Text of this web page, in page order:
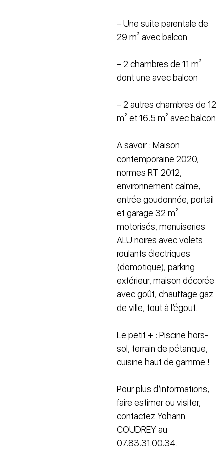
– Une suite parentale de
29 m² avec balcon
– 2 chambres de 11 m²
dont une avec balcon
– 2 autres chambres de 12
m² et 16.5 m² avec balcon
A savoir : Maison
contemporaine 2020,
normes RT 2012,
environnement calme,
entrée goudonnée, portail
et garage 32 m²
motorisés, menuiseries
ALU noires avec volets
roulants électriques
(domotique), parking
extérieur, maison décorée
avec goût, chauffage gaz
de ville, tout à l’égout.
Le petit + : Piscine hors-
sol, terrain de pétanque,
cuisine haut de gamme !
Pour plus d’informations,
faire estimer ou visiter,
contactez Yohann
COUDREY au
07.83.31.00.34.